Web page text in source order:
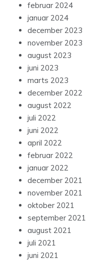
februar 2024
januar 2024
december 2023
november 2023
august 2023
juni 2023
marts 2023
december 2022
august 2022
juli 2022
juni 2022
april 2022
februar 2022
januar 2022
december 2021
november 2021
oktober 2021
september 2021
august 2021
juli 2021
juni 2021